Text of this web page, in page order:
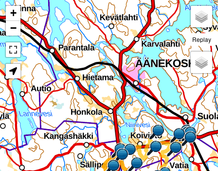
+
−
Replay